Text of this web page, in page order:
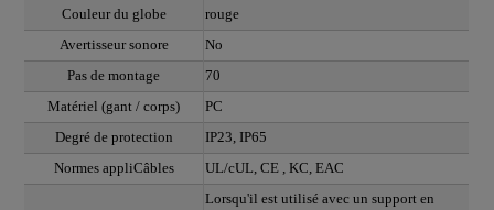
Couleur du globe
rouge
Avertisseur sonore
No
Pas de montage
70
Matériel (gant / corps)
PC
Degré de protection
IP23, IP65
Normes appliCâbles
UL/cUL, CE , KC, EAC
Lorsqu'il est utilisé avec un support en